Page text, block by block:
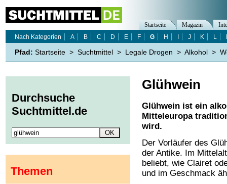
Glühwein
Glühwein ist ein
Mitteleuropa
wird.
Der Vorläufer des
der Antike. Im
beliebt, wie Clairet
und im Geschmack
Startseite Magazin
Nach Kategorien
A B C D E F G H J K L
Pfad: Startseite > Suchtmittel > Legale Drogen > Alkohol >
Durchsuche
Suchtmittel.de
Themen